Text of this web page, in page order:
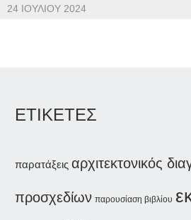
24 ΙΟΥΛΊΟΥ 2024
ΕΤΙΚΕΤΕΣ
παρατάξεις αρχιτεκτονικός
προσχεδίων παρουσίαση βιβλίου